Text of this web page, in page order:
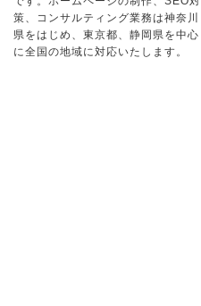
策、コンサルティング業務は神奈川
県をはじめ、東京都、静岡県を中心
に全国の地域に対応いたします。